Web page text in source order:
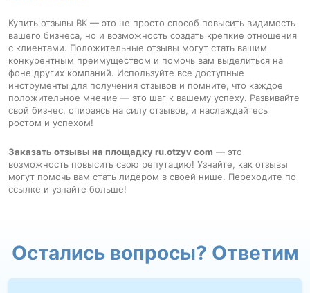
Купить отзывы ВК — это не просто способ повысить видимость
вашего бизнеса, но и возможность создать крепкие отношения
с клиентами. Положительные отзывы могут стать вашим
конкурентным преимуществом и помочь вам выделиться на
фоне других компаний. Используйте все доступные
инструменты для получения отзывов и помните, что каждое
положительное мнение — это шаг к вашему успеху. Развивайте
свой бизнес, опираясь на силу отзывов, и наслаждайтесь
ростом и успехом!
Заказать отзывы на площадку ru.otzyv com — это
возможность повысить свою репутацию! Узнайте, как отзывы
могут помочь вам стать лидером в своей нише. Переходите по
ссылке и узнайте больше!
Остались вопросы? Ответим